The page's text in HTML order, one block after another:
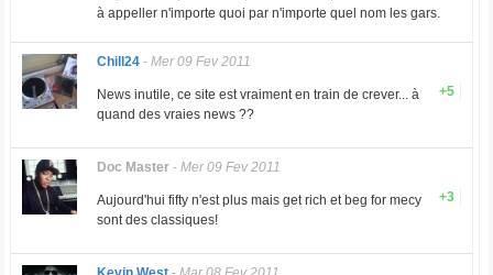
à appeller n'importe quoi par n'importe quel nom les gars.
Chill24- Mer 09 Fev 2011
+5
News inutile, ce site est vraiment en train de crever... à
quand des vraies news ??
Doc Master- Mer 09 Fev 2011
+3
Aujourd'hui fifty n'est plus mais get rich et beg for mecy
sont des classiques!